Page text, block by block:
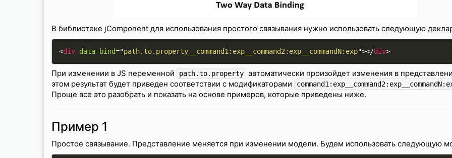
В библиотеке jComponent для использования простого связывания нужно использовать следующую
<div data-bind="path.to.property__command1:exp__command2:exp__commandN:exp"></div>
При изменении в JS переменной path.to.property автоматически произойдет изменения в
этом результат будет приведен соответствии с модификаторами
Проще все это разобрать и показать на основе примеров, которые приведены ниже.
Пример 1
Простое связывание. Представление меняется при изменении модели. Будем использовать следующую